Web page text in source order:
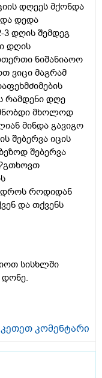
დღეეს მქონდა
დედა
3 დღის შემდეგ
დღის
ნიშანიაოო
ვიცი მაგრამ
რამდენი დღე
მხოლოდ
მინდა გავიგო
შებერვა იცის
შებერვა
დროს როდიდან
და თქვენს
სისხლში
კომენტარი